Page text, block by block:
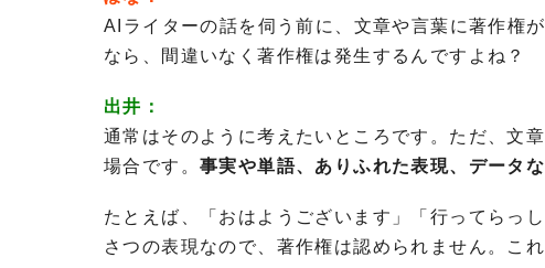
AIライターの話を伺う前に、文章や言葉に著作権
なら、間違いなく著作権は発生するんですよね？
出井：
通常はそのように考えたいところです。ただ、文
場合です。事実や単語、ありふれた表現、データ
たとえば、「おはようございます」「行ってらっ
さつの表現なので、著作権は認められません。こ